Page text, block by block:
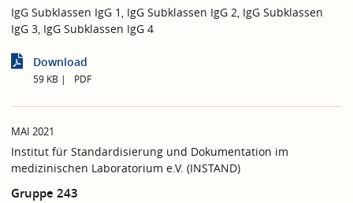
IgG Subklassen IgG 1, IgG Subklassen IgG 2, IgG Subklassen
IgG 3, IgG Subklassen IgG 4
Download
59 KB PDF
MAI 2021
Institut für Standardisierung und Dokumentation im
medizinischen Laboratorium e.V. (INSTAND)
Gruppe 243